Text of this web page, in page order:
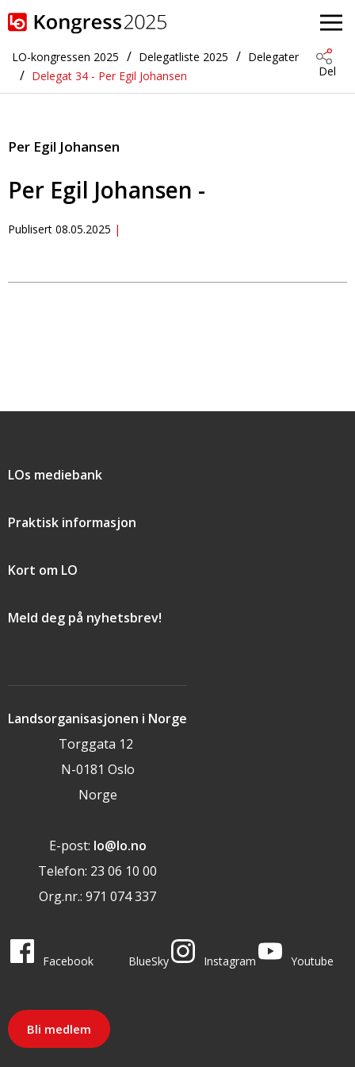
Gå til hovedinnhold
LO-kongressen 2025 Delegatliste 2025
Delegater
Delegat 34 - Per Egil Johansen
Del
Per Egil Johansen
Per Egil Johansen -
Publisert 08.05.2025
Landsorganisasjonen i Norge
Torggata 12
N-0181 Oslo
Norge
E-post: lo@lo.no
Telefon: 23 06 10 00
Org.nr.: 971 074 337
Snarveier
LOs mediebank
Praktisk informasjon
Kort om LO
Meld deg på nyhetsbrev!
LO i sosiale medier
Facebook
BlueSky
Instagram
Youtube
Bli medlem